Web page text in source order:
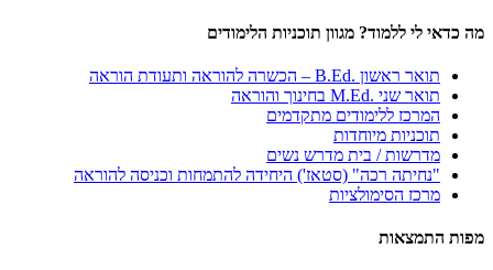
מה כדאי לי ללמוד? מגוון תוכניות הלימודים
תואר ראשון .B.Ed – הכשרה להוראה ותעודת הוראה
תואר שני .M.Ed בחינוך והוראה
המרכז ללימודים מתקדמים
תוכניות מיוחדות
מדרשות / בית מדרש נשים
"נחיתה רכה" (סטאז') היחידה להתמחות וכניסה להוראה
מרכז הסימולציות​
מפות התמצאות